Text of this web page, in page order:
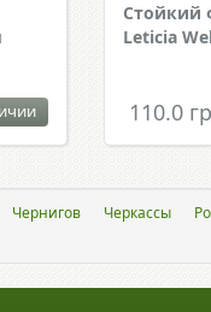
Стойкий
Leticia
110.0
Чернигов Черкассы